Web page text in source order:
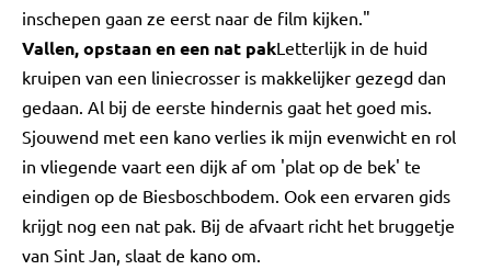
inschepen gaan ze eerst naar de film kijken."
Vallen, opstaan en een nat pakLetterlijk in de huid
kruipen van een liniecrosser is makkelijker gezegd dan
gedaan. Al bij de eerste hindernis gaat het goed mis.
Sjouwend met een kano verlies ik mijn evenwicht en rol
in vliegende vaart een dijk af om 'plat op de bek' te
eindigen op de Biesboschbodem. Ook een ervaren gids
krijgt nog een nat pak. Bij de afvaart richt het bruggetje
van Sint Jan, slaat de kano om.